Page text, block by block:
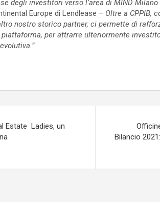
degli investitori verso l’area di MIND
Europe di Lendlease – Oltre a CPPIB,
nostro storico partner, ci permette di
per attrarre ulteriormente
Estate Ladies, un
Bilancio